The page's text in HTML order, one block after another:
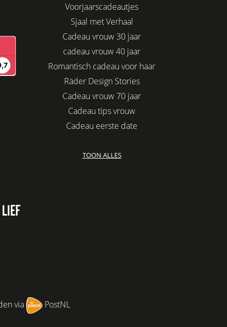
Voorjaarscadeautjes
Sjaal met Verhaal
Cadeau vrouw 30 jaar
cadeau vrouw 40 jaar
Romantisch cadeau voor haar
Räder Design Stories
Cadeau vrouw 70 jaar
Cadeau tips vrouw
Cadeau eerste date
Leuke kadootjes
Cadeau voor haar boven 100
TOON ALLES
via PostNL